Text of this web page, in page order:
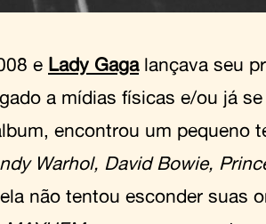
e Lady Gagalançava seu
a mídias físicas e/ou já
encontrou um pequeno
Warhol, David Bowie,
não tentou esconder suas